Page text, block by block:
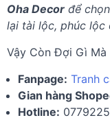
Oha Decor để
lại tài lộc, phúc lộc
Vậy Còn Đợi Gì Mà
Fanpage: Tranh
Gian hàng
Hotline: